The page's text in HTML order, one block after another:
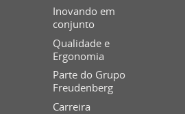
Inovando em
conjunto
Qualidade e
Ergonomia
Parte do Grupo
Freudenberg
Carreira